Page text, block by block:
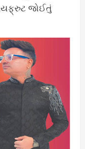
જોઈતું